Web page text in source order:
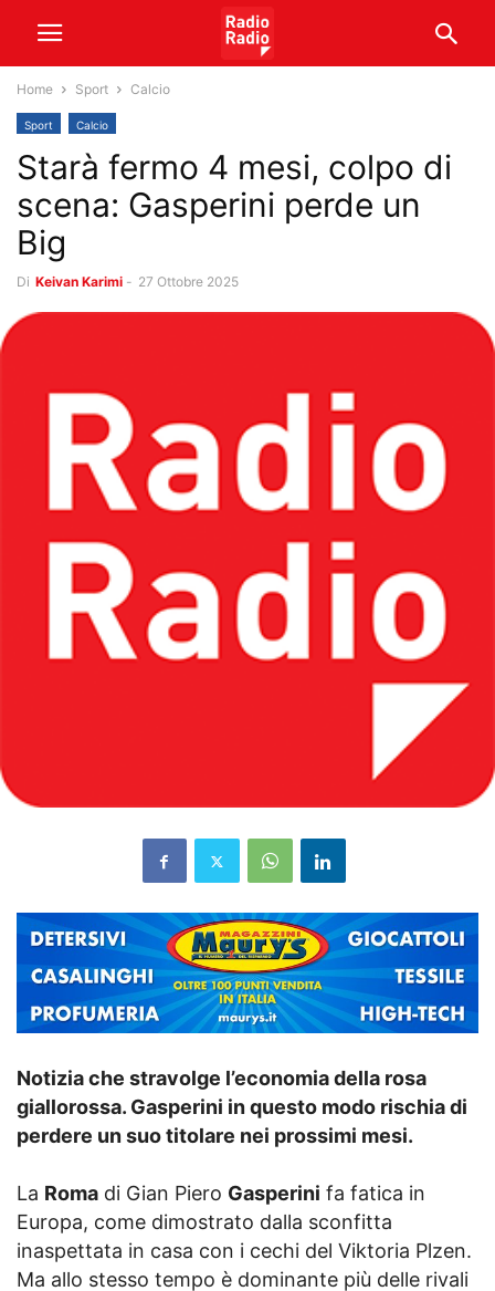
Home Sport Calcio
Sport Calcio
Starà fermo 4 mesi, colpo di
scena: Gasperini perde un
Big
Di Keivan Karimi - 27 Ottobre 2025
Notizia che stravolge l’economia della rosa
giallorossa. Gasperini in questo modo rischia di
perdere un suo titolare nei prossimi mesi.
La Roma di Gian Piero Gasperini fa fatica in
Europa, come dimostrato dalla sconfitta
inaspettata in casa con i cechi del Viktoria Plzen.
Ma allo stesso tempo è dominante più delle rivali